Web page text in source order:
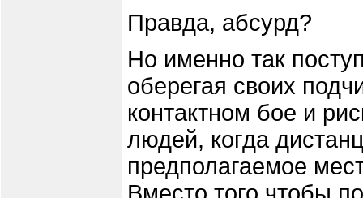
Правда, абсурд?
Но именно так
оберегая своих
контактном бое и
людей, когда
предполагаемое